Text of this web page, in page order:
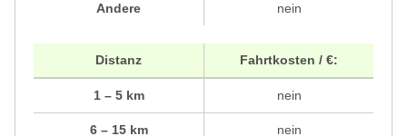
Andere nein
Distanz
1 – 5 km
6 – 15 km
Fahrtkosten / €:
nein
nein